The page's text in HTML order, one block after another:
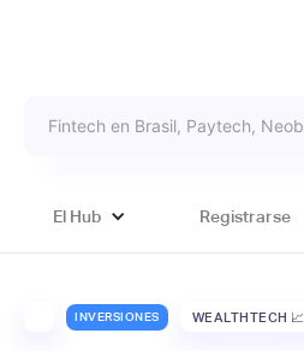
El Hub Registrarse
INVERSIONES WEALTHTECH 📈